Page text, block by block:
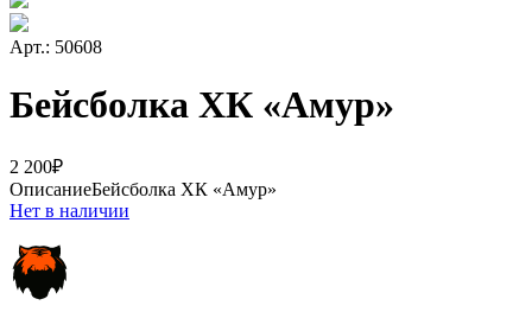
Арт.: 50608
Бейсболка ХК «Амур»
2 200₽
ОписаниеБейсболка ХК «Амур»
Нет в наличии